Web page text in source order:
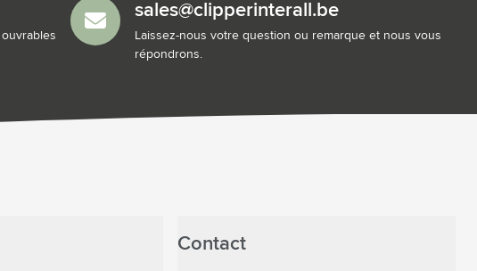
sales@clipperinterall.be
Laissez-nous votre question ou remarque et nous vous
répondrons.
Contact